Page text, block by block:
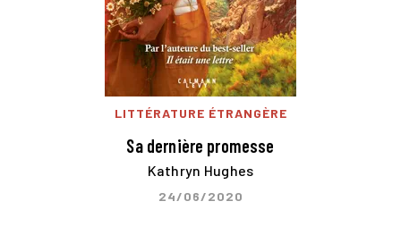
LITTÉRATURE ÉTRANGÈRE
Sa dernière promesse
Kathryn Hughes
24/06/2020